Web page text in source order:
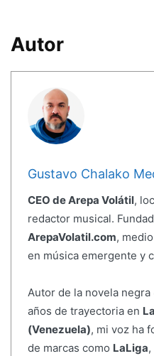
Autor
Gustavo Chalako
CEO de Arepa Volátil,
redactor musical.
ArepaVolatil.com,
en música emergente y
Autor de la novela negra
años de trayectoria en
(Venezuela), mi voz ha
de marcas como LaLiga,